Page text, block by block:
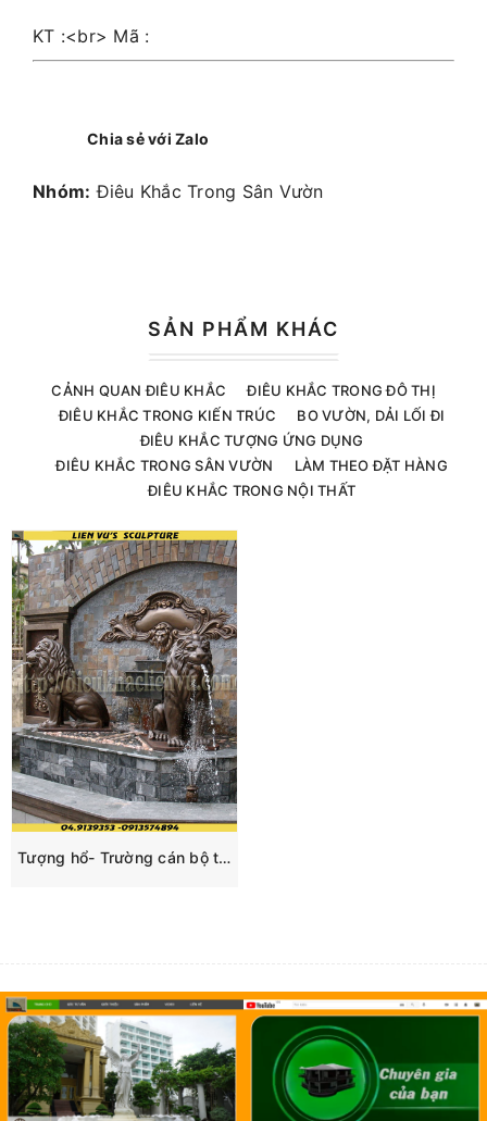
KT :<br> Mã :
Chia sẻ với Zalo
Nhóm: Điêu Khắc Trong Sân Vườn
SẢN PHẨM KHÁC
CẢNH QUAN ĐIÊU KHẮC
ĐIÊU KHẮC TRONG ĐÔ THỊ
ĐIÊU KHẮC TRONG KIẾN TRÚC
BO VƯỜN, DẢI LỐI ĐI
ĐIÊU KHẮC TƯỢNG ỨNG DỤNG
ĐIÊU KHẮC TRONG SÂN VƯỜN
LÀM THEO ĐẶT HÀNG
ĐIÊU KHẮC TRONG NỘI THẤT
Tượng hổ- Trường cán bộ thương mại.